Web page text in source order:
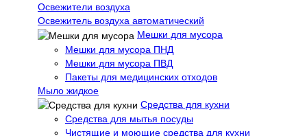
Освежители воздуха
Освежитель воздуха автоматический
Мешки для мусора
Мешки для мусора ПНД
Мешки для мусора ПВД
Пакеты для медицинских отходов
Мыло жидкое
Средства для кухни
Средства для мытья посуды
Чистящие и моющие средства для кухни